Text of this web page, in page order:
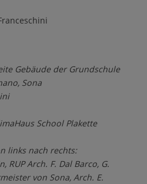
Gebäude der Grundschule
Sona
School Plakette
links nach rechts:
RUP Arch. F. Dal Barco, G.
von Sona, Arch. E.